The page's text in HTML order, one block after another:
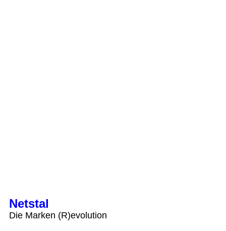
Netstal
Die Marken (R)evolution